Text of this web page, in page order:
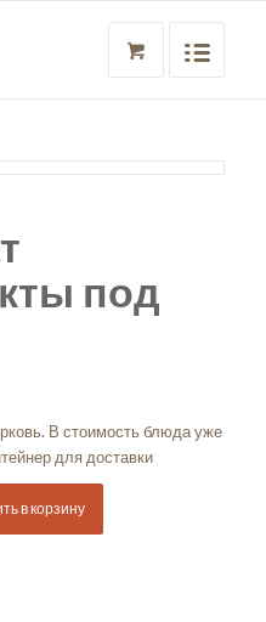
под
В стоимость блюда уже
для доставки
в корзину